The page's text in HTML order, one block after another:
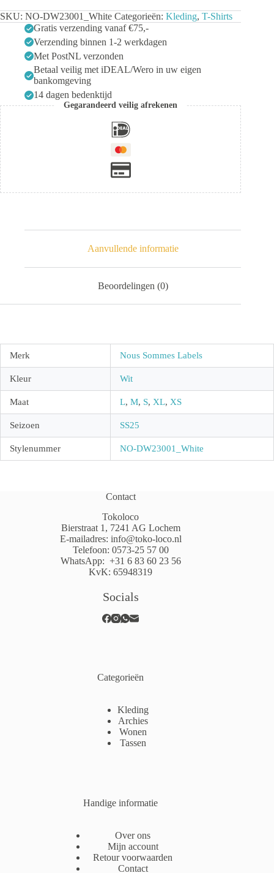
SKU: NO-DW23001_White Categorieën: Kleding, T-Shirts
Gratis verzending vanaf €75,-
Verzending binnen 1-2 werkdagen
Met PostNL verzonden
Betaal veilig met iDEAL/Wero in uw eigen
bankomgeving
14 dagen bedenktijd
Gegarandeerd veilig afrekenen
Aanvullende informatie
Beoordelingen (0)
Merk Nous Sommes Labels
Kleur Wit
Maat L, M, S, XL, XS
Seizoen SS25
Stylenummer NO-DW23001_White
Contact
Tokoloco
Bierstraat 1, 7241 AG Lochem
E-mailadres: info@toko-loco.nl
Telefoon: 0573-25 57 00
WhatsApp: +31 6 83 60 23 56
KvK: 65948319
Socials
Categorieën
Kleding
Archies
Wonen
Tassen
Handige informatie
Over ons
Mijn account
Retour voorwaarden
Contact